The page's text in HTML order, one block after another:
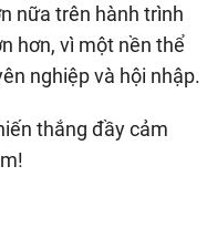
nữa trên hành trình
hơn, vì một nền thể
nghiệp và hội nhập.
thắng đầy cảm